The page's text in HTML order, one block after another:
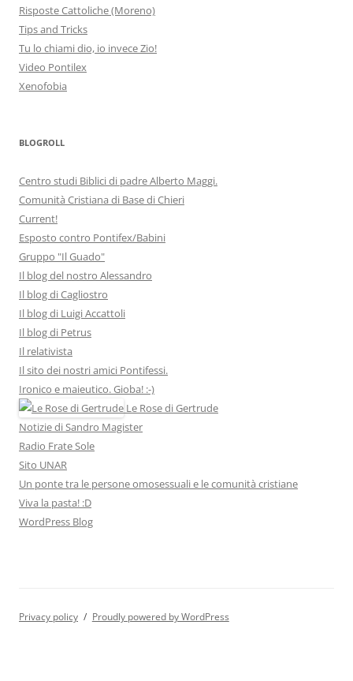
Risposte Cattoliche (Moreno)
Tips and Tricks
Tu lo chiami dio, io invece Zio!
Video Pontilex
Xenofobia
BLOGROLL
Centro studi Biblici di padre Alberto Maggi.
Comunità Cristiana di Base di Chieri
Current!
Esposto contro Pontifex/Babini
Gruppo "Il Guado"
Il blog del nostro Alessandro
Il blog di Cagliostro
Il blog di Luigi Accattoli
Il blog di Petrus
Il relativista
Il sito dei nostri amici Pontifessi.
Ironico e maieutico. Gioba! :-)
Le Rose di Gertrude
Notizie di Sandro Magister
Radio Frate Sole
Sito UNAR
Un ponte tra le persone omosessuali e le comunità cristiane
Viva la pasta! :D
WordPress Blog
Privacy policy Proudly powered by WordPress